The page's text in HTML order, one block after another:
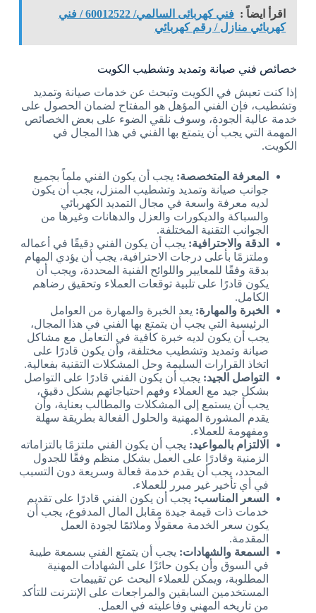
اقرأ ايضاً :
فني كهربائى السالمي/ 60012522 / فني
كهربائي منازل / رقم كهربائي
خصائص فني صيانة وتمديد وتشطيب الكويت
إذا كنت تعيش في الكويت وتبحث عن خدمات صيانة وتمديد
وتشطيب، فإن الفني المؤهل هو المفتاح لضمان الحصول على
خدمة عالية الجودة، وسوف نلقي الضوء على بعض الخصائص
المهمة التي يجب أن يتمتع بها الفني في هذا المجال في
الكويت.
المعرفة المتخصصة: يجب أن يكون الفني ملماً بجميع
جوانب صيانة وتمديد وتشطيب المنزل، يجب أن يكون
لديه معرفة واسعة في مجال التمديد الكهربائي
والسباكة والديكورات والعزل والدهانات وغيرها من
الجوانب التقنية المختلفة.
الدقة والاحترافية: يجب أن يكون الفني دقيقًا في أعماله
وملتزمًا بأعلى درجات الاحترافية، يجب أن يؤدي المهام
بدقة وفقًا للمعايير واللوائح الفنية المحددة، ويجب أن
يكون قادرًا على تلبية توقعات العملاء وتحقيق رضاهم
الكامل.
الخبرة والمهارة: يعد الخبرة والمهارة من العوامل
الرئيسية التي يجب أن يتمتع بها الفني في هذا المجال،
يجب أن يكون لديه خبرة كافية في التعامل مع مشاكل
صيانة وتمديد وتشطيب مختلفة، وأن يكون قادرًا على
اتخاذ القرارات السليمة وحل المشكلات التقنية بفعالية.
التواصل الجيد: يجب أن يكون الفني قادرًا على التواصل
بشكل جيد مع العملاء وفهم احتياجاتهم بشكل دقيق،
يجب أن يستمع إلى المشكلات والمطالب بعناية، وأن
يقدم المشورة المهنية والحلول الفعالة بطريقة سهلة
ومفهومة للعملاء.
الالتزام بالمواعيد: يجب أن يكون الفني ملتزمًا بالتزاماته
الزمنية وقادرًا على العمل بشكل منظم وفقًا للجدول
المحدد، يجب أن يقدم خدمة فعالة وسريعة دون التسبب
في أي تأخير غير مبرر للعملاء.
السعر المناسب: يجب أن يكون الفني قادرًا على تقديم
خدمات ذات قيمة جيدة مقابل المال المدفوع، يجب أن
يكون سعر الخدمة معقولًا وملائمًا لجودة العمل
المقدمة.
السمعة والشهادات: يجب أن يتمتع الفني بسمعة طيبة
في السوق وأن يكون حائزًا على الشهادات المهنية
المطلوبة، ويمكن للعملاء البحث عن تقييمات
المستخدمين السابقين والمراجعات على الإنترنت للتأكد
من تاريخه المهني وفاعليته في العمل.